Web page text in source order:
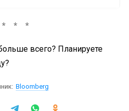
всего? Планируете
Bloomberg